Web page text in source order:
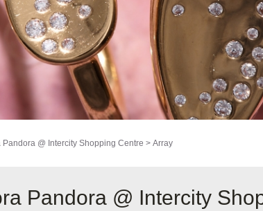
Pandora @ Intercity Shopping Centre > Array
Pandora @ Intercity